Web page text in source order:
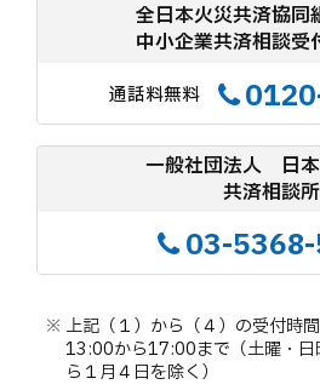
全日本火災共済協同
中小企業共済相談受
通話料無料
一般社団法人 日
共済相談所
03-
上記（１）から（４）の受付時
13:00から17:00まで（土曜・
ら１月４日を除く）